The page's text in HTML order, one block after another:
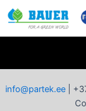
info@partek.ee|